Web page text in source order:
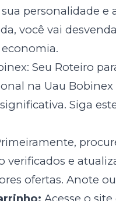
personalidade
você vai
Seu Roteiro
na Uau
Siga
verificados e
ofertas. Anote